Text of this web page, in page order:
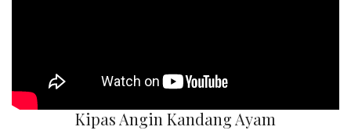
Kipas Angin Kandang Ayam